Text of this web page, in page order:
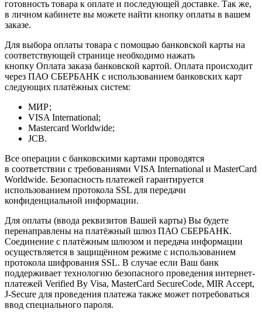
готовность товара к оплате и последующей доставке. Так же,
в личном кабинете вы можете найти кнопку оплаты в вашем
заказе.
Для выбора оплаты товара с помощью банковской карты на
соответствующей странице необходимо нажать
кнопку Оплата заказа банковской картой. Оплата происходит
через ПАО СБЕРБАНК с использованием банковских карт
следующих платёжных систем:
МИР;
VISA International;
Mastercard Worldwide;
JCB.
Все операции с банковскими картами проводятся
в соответствии с требованиями VISA International и MasterCard
Worldwide. Безопасность платежей гарантируется
использованием протокола SSL для передачи
конфиденциальной информации.
Для оплаты (ввода реквизитов Вашей карты) Вы будете
перенаправлены на платёжный шлюз ПАО СБЕРБАНК.
Соединение с платёжным шлюзом и передача информации
осуществляется в защищённом режиме с использованием
протокола шифрования SSL. В случае если Ваш банк
поддерживает технологию безопасного проведения интернет-
платежей Verified By Visa, MasterCard SecureCode, MIR Accept,
J-Secure для проведения платежа также может потребоваться
ввод специального пароля.